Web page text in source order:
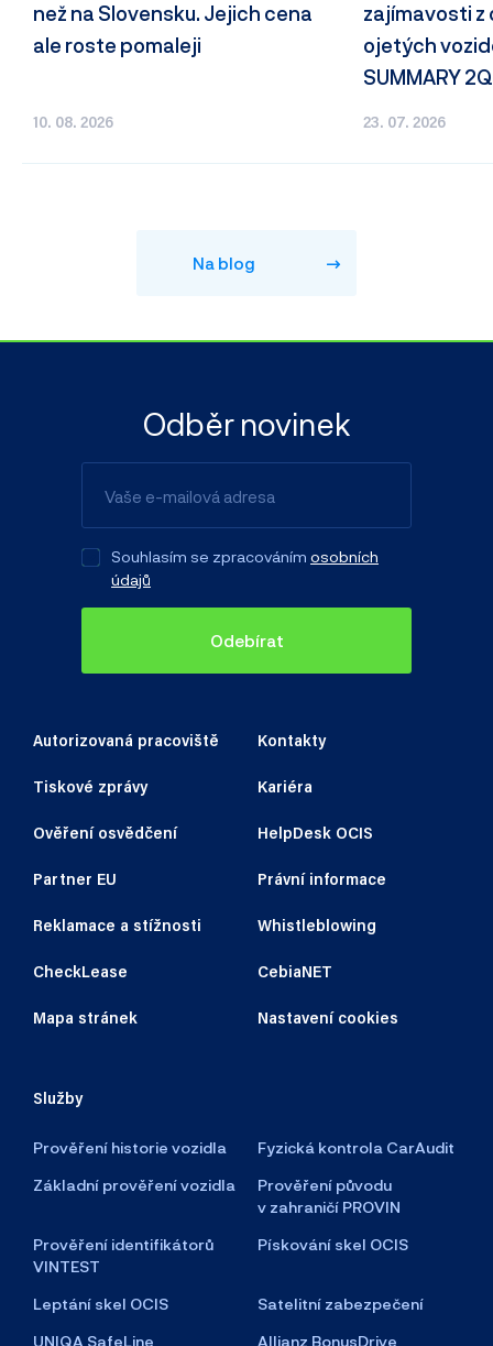
10. 08. 2026
než na Slovensku. Jejich cena
ale roste pomaleji
23. 07. 2026
zajímavosti
ojetých
SUMMARY
Na blog
Autorizovaná pracoviště Kontakty
Tiskové zprávy Kariéra
Ověření osvědčení HelpDesk OCIS
Partner EU Právní informace
Reklamace a stížnosti Whistleblowing
CheckLease CebiaNET
Mapa stránek Nastavení cookies
Služby
Prověření historie vozidla
Fyzická kontrola CarAudit
Základní prověření vozidla
Prověření původu
v zahraničí PROVIN
Prověření identifikátorů
VINTEST
Pískování skel OCIS
Leptání skel OCIS
Satelitní zabezpečení
UNIQA SafeLine
Allianz BonusDrive
Odběr novinek
Souhlasím se zpracováním osobních
údajů
Odebírat